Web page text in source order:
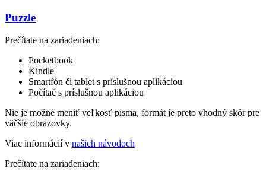
Puzzle
Prečítate na zariadeniach:
Pocketbook
Kindle
Smartfón či tablet s príslušnou aplikáciou
Počítač s príslušnou aplikáciou
Nie je možné meniť veľkosť písma, formát je preto vhodný skôr pre
väčšie obrazovky.
Viac informácií v našich návodoch
Prečítate na zariadeniach: